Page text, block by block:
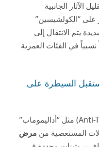
الآثار الجانبية
على “الكولشيسين”
يتم الانتقال إلى
نسبياً في الفئات العمرية
السيطرة على
تمثل مضادات عامل نخر الورم (Anti-TNF) مثل “أداليموماب”
المستعصية من مرض